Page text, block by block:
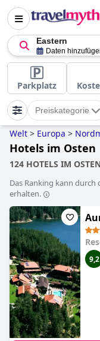
Eastern
Daten
Parkplatz
Preiskategorie
Welt > Europa >
Hotels im Osten
124 HOTELS IM OSTEN
Das Ranking kann
erhalten.
9,2